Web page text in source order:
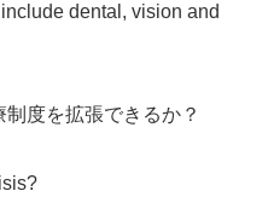
dental, vision and
度を拡張できるか？